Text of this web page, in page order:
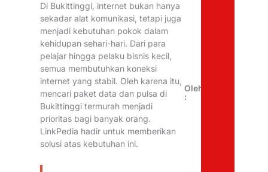
Di Bukittinggi, internet bukan hanya
sekadar alat komunikasi, tetapi juga
menjadi kebutuhan pokok dalam
kehidupan sehari-hari. Dari para
pelajar hingga pelaku bisnis kecil,
semua membutuhkan koneksi
internet yang stabil. Oleh karena itu,
mencari paket data dan pulsa di
Bukittinggi termurah menjadi
prioritas bagi banyak orang.
LinkPedia hadir untuk memberikan
solusi atas kebutuhan ini.
Oleh
: